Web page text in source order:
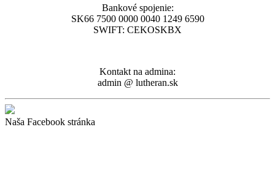
Bankové spojenie:
SK66 7500 0000 0040 1249 6590
SWIFT: CEKOSKBX
Kontakt na admina:
admin @ lutheran.sk
Naša Facebook stránka